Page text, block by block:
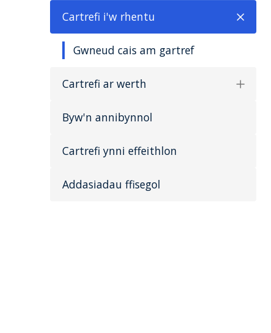
Cartrefi i'w rhentu
Gwneud cais am gartref
Cartrefi ar werth
Byw'n annibynnol
Cartrefi ynni effeithlon
Addasiadau ffisegol